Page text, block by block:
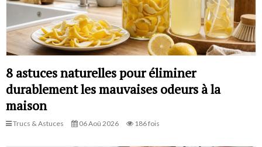
8 astuces naturelles pour éliminer
durablement les mauvaises odeurs à la
maison
Trucs & Astuces 06 Aoû 2026 186 fois